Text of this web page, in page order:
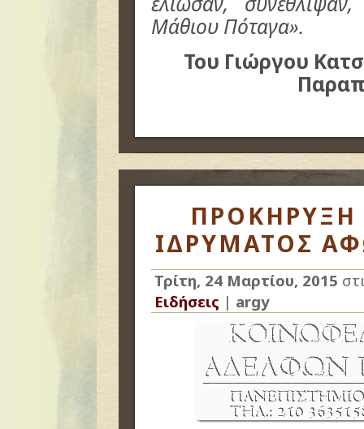
Μάθιου Πόταγα».
Του Γιώργου
ΙΔΡΥΜΑΤΟΣ
Τρίτη, 24 Μαρτίου, 2015
Ειδήσεις | argy